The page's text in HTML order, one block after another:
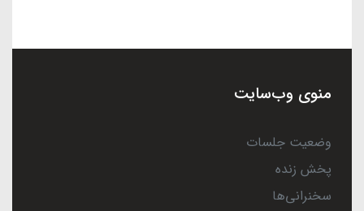
منوی وب‌سایت
وضعیت جلسات
پخش زنده
سخنرانی‌ها